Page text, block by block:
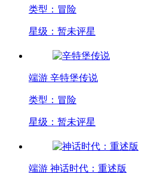
类型：冒险
星级：暂未评星
端游 辛特堡传说
类型：冒险
星级：暂未评星
端游 神话时代：重述版